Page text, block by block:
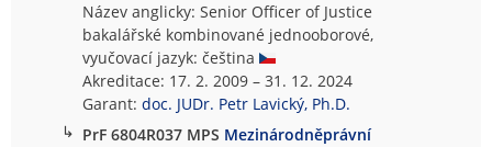
Název anglicky: Senior Officer of Justice
bakalářské kombinované jednooborové,
vyučovací jazyk: čeština
Akreditace: 17. 2. 2009 – 31. 12. 2024
Garant:doc. JUDr. Petr Lavický, Ph.D.
↳ PrF 6804R037 MPS Mezinárodněprávní